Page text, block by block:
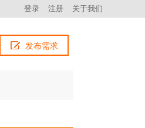
登录 注册 关于我们
发布需求